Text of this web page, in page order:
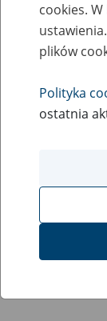
II etap
26
stycznia
2018
Znamy już
zmagać w
Olimpiady
którzy
cookies.
plików
Polityka
ostatnia